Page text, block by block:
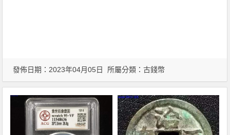
發佈日期：2023年04月05日 所屬分類：古錢幣